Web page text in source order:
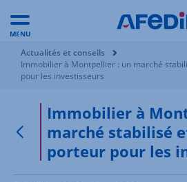
MENU
Vous êtes ici:
Actualités et conseils
Immobilier à Montpellier : un marché
pour les investisseurs
Retour à la page précédente
Immobilier à
marché stabilisé
porteur pour les